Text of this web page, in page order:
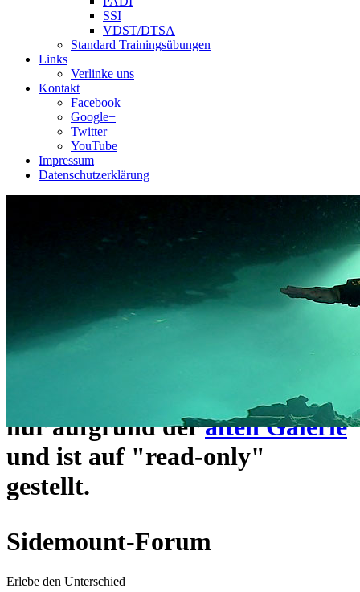
SSI
VDST/DTSA
Standard Trainingsübungen
Links
Verlinke uns
Kontakt
Facebook
Google+
Twitter
YouTube
Impressum
Datenschutzerklärung
Das Sidemount-Forum ist auf
ein neues Forensystem
umgezogen und wie gewohnt
unterhttps://www.sidemount-
forum.com
Das alte Forum hier existiert
nur aufgrund deralten Galerie
und ist auf "read-only"
gestellt.
Sidemount-Forum
Erlebe den Unterschied